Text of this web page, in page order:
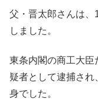
父・晋太郎さんは、
しました。
東条内閣の商工大臣
疑者として逮捕さ
身でした。